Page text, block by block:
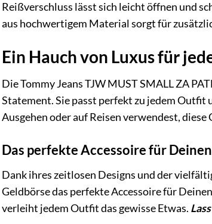
Reißverschluss lässt sich leicht öffnen und
aus hochwertigem Material sorgt für
Ein Hauch von Luxus für
Die Tommy Jeans TJW MUST SMALL ZA
Statement. Sie passt perfekt zu jedem Outfit
Ausgehen oder auf Reisen verwendest,
Das perfekte Accessoire für
Dank ihres zeitlosen Designs und der
Geldbörse das perfekte Accessoire für
verleiht jedem Outfit das gewisse Etwas.